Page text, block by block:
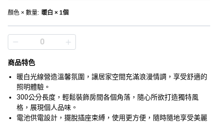
顏色 × 數量: 暖白 × 1個
商品特色
暖白光線營造溫馨氛圍，讓居家空間充滿浪漫情調，享受舒適的
照明體驗。
300公分長度，輕鬆裝飾房間各個角落，隨心所欲打造獨特風
格，展現個人品味。
電池供電設計，擺脫插座束縛，使用更方便，隨時隨地享受美麗